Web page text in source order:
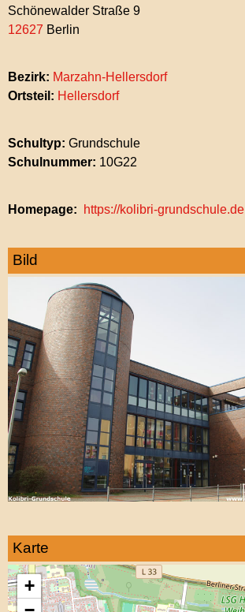
Schönewalder Straße 9
12627 Berlin
Bezirk: Marzahn-Hellersdorf
Ortsteil: Hellersdorf
Schultyp: Grundschule
Schulnummer: 10G22
Homepage https://kolibri-grundschule.de
Bild
Karte
+